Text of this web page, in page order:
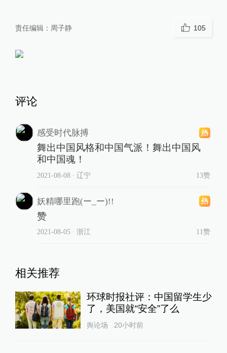
责任编辑： 周子静 105
评论
感受时代脉搏
舞出中国风格和中国气派！舞出中国风
和中国魂！
2021-08-08∙ 辽宁 13赞
妖精哪里跑(ー_ー)!!
赞
2021-08-05∙ 浙江 11赞
相关推荐
环球时报社评：中国留学生少
了，美国就“安全”了么
舆论场 20小时前